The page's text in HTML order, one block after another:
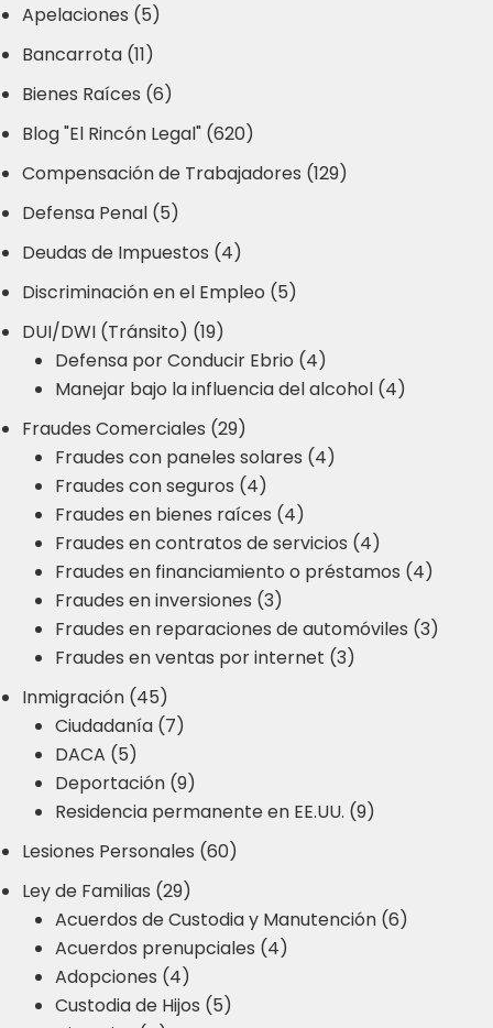
Apelaciones (5)
Bancarrota (11)
Bienes Raíces (6)
Blog "El Rincón Legal" (620)
Compensación de Trabajadores (129)
Defensa Penal (5)
Deudas de Impuestos (4)
Discriminación en el Empleo (5)
DUI/DWI (Tránsito) (19)
Defensa por Conducir Ebrio (4)
Manejar bajo la influencia del alcohol (4)
Fraudes Comerciales (29)
Fraudes con paneles solares (4)
Fraudes con seguros (4)
Fraudes en bienes raíces (4)
Fraudes en contratos de servicios (4)
Fraudes en financiamiento o préstamos (4)
Fraudes en inversiones (3)
Fraudes en reparaciones de automóviles (3)
Fraudes en ventas por internet (3)
Inmigración (45)
Ciudadanía (7)
DACA (5)
Deportación (9)
Residencia permanente en EE.UU. (9)
Lesiones Personales (60)
Ley de Familias (29)
Acuerdos de Custodia y Manutención (6)
Acuerdos prenupciales (4)
Adopciones (4)
Custodia de Hijos (5)